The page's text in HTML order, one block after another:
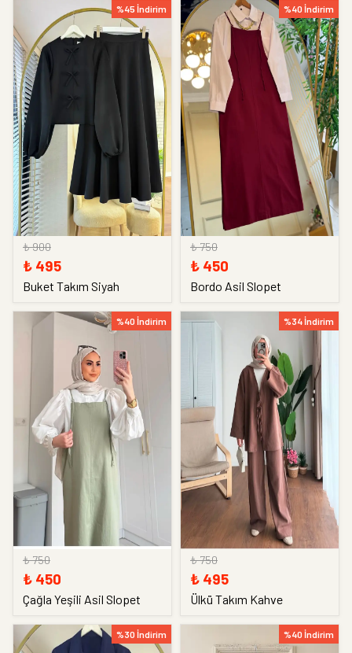
%45 İndirim
₺ 900
₺ 495
Buket Takım Siyah
%40 İndirim
₺ 750
₺ 450
Bordo Asil Slopet
%40 İndirim
₺ 750
₺ 450
Çağla Yeşili Asil Slopet
%34 İndirim
₺ 750
₺ 495
Ülkü Takım Kahve
%30 İndirim %40 İndirim